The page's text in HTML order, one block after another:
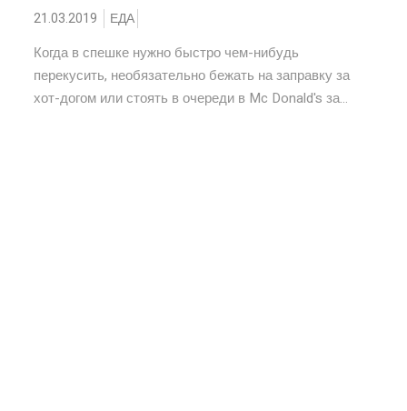
21.03.2019 ЕДА
Когда в спешке нужно быстро чем-нибудь
перекусить, необязательно бежать на заправку за
хот-догом или стоять в очереди в Mc Donald's за...